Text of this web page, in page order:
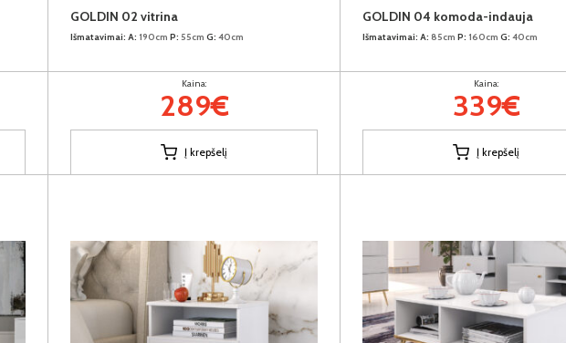
GOLDIN 02 vitrina
Išmatavimai: A: 190cm P: 55cm G: 40cm
Kaina:
289€
Į krepšelį
GOLDIN 04 komoda-indauja
Išmatavimai: A: 85cm P: 160cm G: 40cm
Kaina:
339€
Į krepšelį